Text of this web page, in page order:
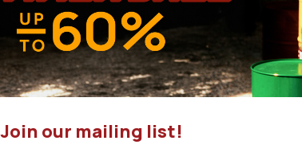
Join our mailing list!